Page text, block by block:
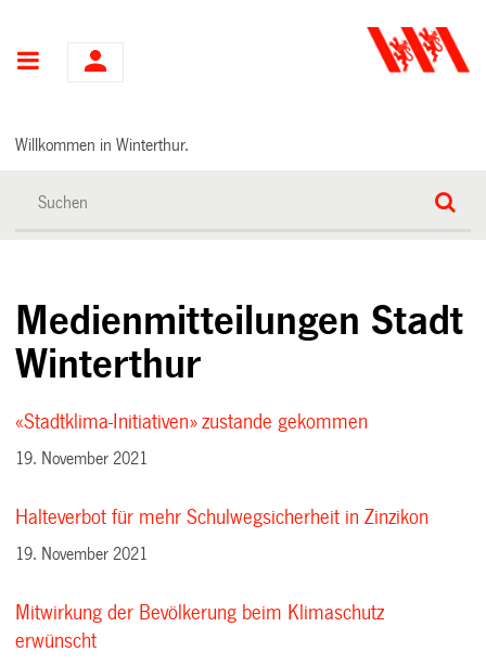
Hauptnavigation
Willkommen in Winterthur.
Medienmitteilungen Stadt
Winterthur
«Stadtklima-Initiativen» zustande gekommen
19. November 2021
Halteverbot für mehr Schulwegsicherheit in Zinzikon
19. November 2021
Mitwirkung der Bevölkerung beim Klimaschutz
erwünscht